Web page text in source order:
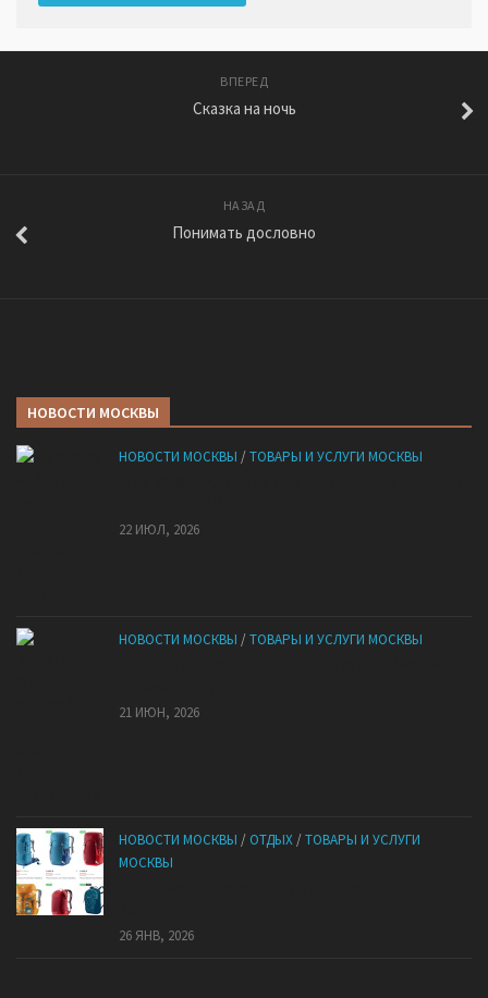
ВПЕРЕД
Сказка на ночь
НАЗАД
Понимать дословно
НОВОСТИ МОСКВЫ
НОВОСТИ МОСКВЫ /ТОВАРЫ И УСЛУГИ МОСКВЫ
22 ИЮЛ, 2026
НОВОСТИ МОСКВЫ /ТОВАРЫ И УСЛУГИ МОСКВЫ
21 ИЮН, 2026
НОВОСТИ МОСКВЫ / ОТДЫХ /ТОВАРЫ И УСЛУГИ
МОСКВЫ
26 ЯНВ, 2026